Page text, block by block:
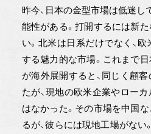
昨今、日本の金型市場は低迷し
能性がある。打開するには新
い。北米は日系だけでなく、
する魅力的な市場。これまで
が海外展開すると、同じく顧
たが、現地の欧米企業やロー
はなかった。その市場を中国
るが、彼らには現地工場がない